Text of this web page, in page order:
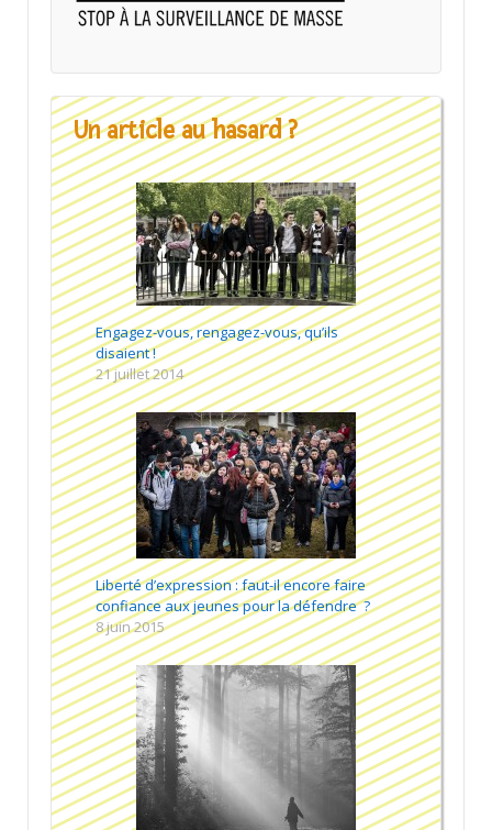
Un article au hasard ?
Engagez-vous, rengagez-vous, qu’ils
disaient !
21 juillet 2014
Liberté d’expression : faut-il encore faire
confiance aux jeunes pour la défendre ?
8 juin 2015